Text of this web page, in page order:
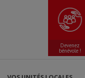
Devenez
bénévole !